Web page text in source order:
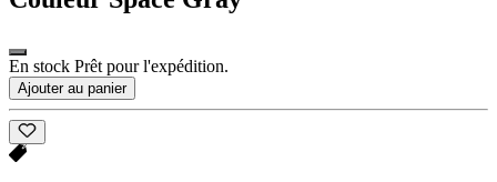
En stock Prêt pour l'expédition.
Ajouter au panier